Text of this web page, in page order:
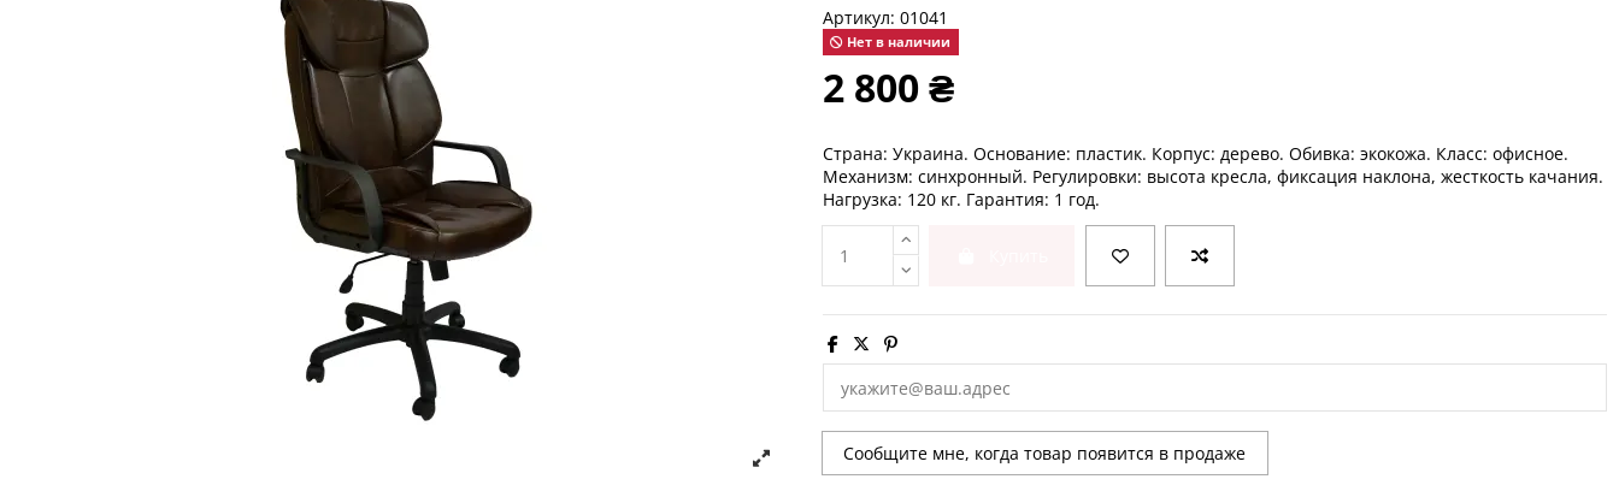
Артикул: 01041
Нет в наличии
2 800 ₴
Страна: Украина. Основание: пластик. Корпус: дерево. Обивка: экокожа. Класс: офисное.
Механизм: синхронный. Регулировки: высота кресла, фиксация наклона, жесткость качания.
Нагрузка: 120 кг. Гарантия: 1 год.